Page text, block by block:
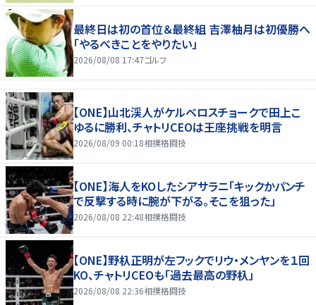
最終日は初の首位＆最終組 吉澤柚月は初優勝へ
「やるべきことをやりたい」
2026/08/08 17:47ゴルフ
【ONE】山北渓人がケルベロスチョークで田上こ
ゆるに勝利、チャトリCEOは王座挑戦を明言
2026/08/09 00:18相撲格闘技
【ONE】海人をKOしたシアサラニ「キックかパンチ
で反撃する時に腕が下がる。そこを狙った」
2026/08/08 22:48相撲格闘技
【ONE】野杁正明が左フックでリウ・メンヤンを１回
KO、チャトリCEOも「過去最高の野杁」
2026/08/08 22:36相撲格闘技